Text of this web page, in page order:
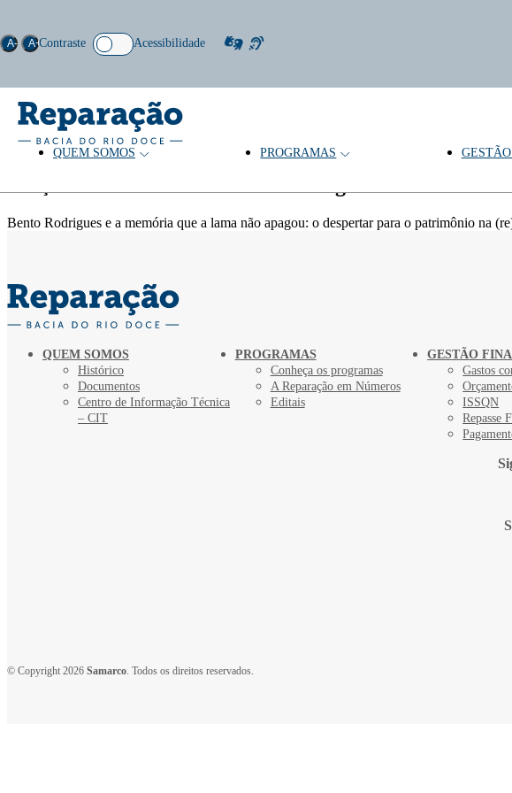
QUEM SOMOS PROGRAMAS
Acessibilidade
A- A+Contraste
Bento Rodrigues e a memória que a lama não apagou: o despertar para o patrimônio na
QUEM SOMOS
Histórico
Documentos
Centro de Informação Técnica
– CIT
PROGRAMAS
Conheça os programas
A Reparação em Números
Editais
GESTÃO
Gastos
ISSQN
Repasse
© Copyright 2026 Samarco . Todos os direitos reservados.